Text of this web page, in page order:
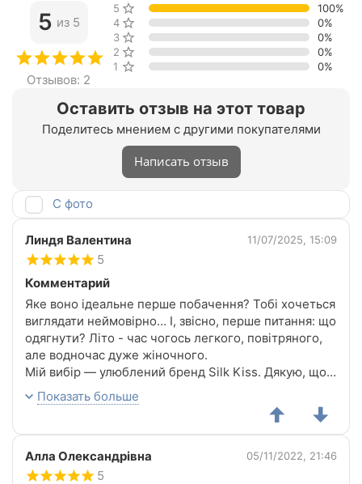
Оставить отзыв на этот товар
Поделитесь мнением с другими покупателями
Написать отзыв
5 из 5
Отзывов: 2
5 звёзд
100%
4 звезды
0%
3 звезды
0%
2 звезды
0%
1 звезда
0%
С фото
Линдя Валентина 11/07/2025, 15:09
5
Комментарий
Яке воно ідеальне перше побачення? Тобі хочеться
виглядати неймовірно… І, звісно, перше питання: що
одягнути? Літо - час чогось легкого, повітряного,
але водночас дуже жіночного.
Мій вибір — улюблений бренд Silk Kiss. Дякую, що
вкотре допомогли мені зробити правильний акцент.
Було спекотно, але натуральний шовк приємно
охолоджував… А як красиво він підкреслював
силует фігури!
Цей благородний синій колір...
І коли супутник неодноразово каже: «Яка ти гарна»
Показать больше
Алла Олександрівна 05/11/2022, 21:46
5